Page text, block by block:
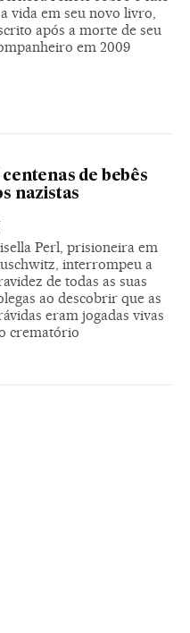
vida em seu novo livro,
após a morte de seu
em 2009
de bebês
nazistas
Perl, prisioneira em
interrompeu a
de todas as suas
ao descobrir que as
eram jogadas vivas
crematório